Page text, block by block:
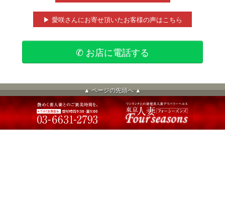
▶ 愛咲さんにお寄せ頂いたお客様の声はこちら
✆ お店に電話する
▲ ページの先頭へ ▲